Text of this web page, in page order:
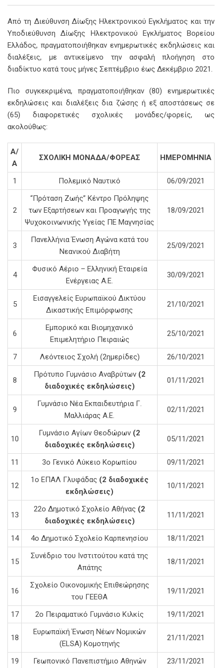
Από τη Διεύθυνση Δίωξης Ηλεκτρονικού Εγκλήματος και την
Υποδιεύθυνση Δίωξης Ηλεκτρονικού Εγκλήματος Βορείου
Ελλάδος, πραγματοποιήθηκαν ενημερωτικές εκδηλώσεις και
διαλέξεις, με αντικείμενο την ασφαλή πλοήγηση στο
διαδίκτυο κατά τους μήνες Σεπτέμβριο έως Δεκέμβριο 2021.
Πιο συγκεκριμένα, πραγματοποιήθηκαν (80) ενημερωτικές
εκδηλώσεις και διαλέξεις δια ζώσης ή εξ αποστάσεως σε
(65) διαφορετικές σχολικές μονάδες/φορείς, ως
ακολούθως:
Α/
Α
ΣΧΟΛΙΚΗ ΜΟΝΑΔΑ/ΦΟΡΕΑΣ ΗΜΕΡΟΜΗΝΙΑ
1 Πολεμικό Ναυτικό 06/09/2021
2
“Πρόταση Ζωής” Κέντρο Πρόληψης
των Εξαρτήσεων και Προαγωγής της
Ψυχοκοινωνικής Υγείας ΠΕ Μαγνησίας
18/09/2021
3
Πανελλήνια Ένωση Αγώνα κατά του
Νεανικού Διαβήτη
25/09/2021
4
Φυσικό Αέριο – Ελληνική Εταιρεία
Ενέργειας Α.Ε.
30/09/2021
5
Εισαγγελείς Ευρωπαϊκού Δικτύου
Δικαστικής Επιμόρφωσης
21/10/2021
6
Εμπορικό και Βιομηχανικό
Επιμελητήριο Πειραιώς
25/10/2021
7 Λεόντειος Σχολή (2ημερίδες) 26/10/2021
8
Πρότυπο Γυμνάσιο Αναβρύτων (2
διαδοχικές εκδηλώσεις)
01/11/2021
9
Γυμνάσιο Νέα Εκπαιδευτήρια Γ.
Μαλλιάρας Α.Ε.
02/11/2021
10
Γυμνάσιο Αγίων Θεοδώρων (2
διαδοχικές εκδηλώσεις)
05/11/2021
11 3ο Γενικό Λύκειο Κορωπίου 09/11/2021
12
1ο ΕΠΑΛ Γλυφάδας (2 διαδοχικές
εκδηλώσεις)
10/11/2021
13
22ο Δημοτικό Σχολείο Αθήνας (2
διαδοχικές εκδηλώσεις)
11/11/2021
14 4ο Δημοτικό Σχολείο Καρπενησίου 18/11/2021
15
Συνέδριο του Ινστιτούτου κατά της
Απάτης
18/11/2021
16
Σχολείο Οικονομικής Επιθεώρησης
του ΓΕΕΘΑ
19/11/2021
17 2o Πειραματικό Γυμνάσιο Κιλκίς 19/11/2021
18
Ευρωπαϊκή Ένωση Νέων Νομικών
(ELSA) Κομοτηνής
21/11/2021
19 Γεωπονικό Πανεπιστήμιο Αθηνών 23/11/2021